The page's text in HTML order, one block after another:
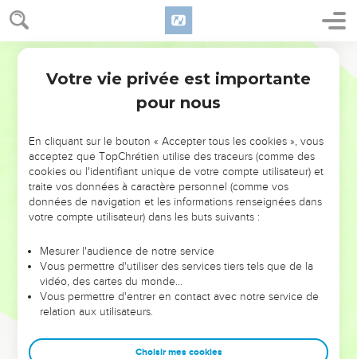
NE MANQUEZ PAS L’ÉVÉNEMENT
DE L’ANNÉE !
ET SI LEURS ERREURS POUVAIENT VOUS ÉVITER LES
VOTRES ?
leur foi ou leur vision. Mais on voit moins les doutes, les erreurs
et les saisons difficiles qu'ils ont traversés, alors même que ce
sont elles qui les ont façonnés.
Dans cette conférence, leaders, entrepreneurs, et responsables
clés pour avancer avec plus de sagesse afin que leurs erreurs
Votre vie privée est importante
pour nous
En cliquant sur le bouton « Accepter tous les cookies », vous
acceptez que TopChrétien utilise des traceurs (comme des
cookies ou l'identifiant unique de votre compte utilisateur) et
traite vos données à caractère personnel (comme vos
données de navigation et les informations renseignées dans
votre compte utilisateur) dans les buts suivants :
Mesurer l'audience de notre service
Vous permettre d'utiliser des services tiers tels que de la
vidéo, des cartes du monde…
Vous permettre d'entrer en contact avec notre service de
relation aux utilisateurs.
Choisir mes cookies